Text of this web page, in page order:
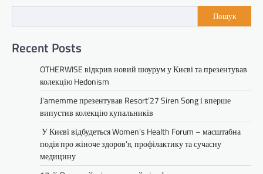
записами
Пошук
Recent Posts
OTHERWISE відкрив новий шоурум у Києві та презентував
колекцію Hedonism
J’amemme презентував Resort’27 Siren Song і вперше
випустив колекцію купальників
У Києві відбудеться Women’s Health Forum – масштабна
подія про жіноче здоров’я, профілактику та сучасну
медицину